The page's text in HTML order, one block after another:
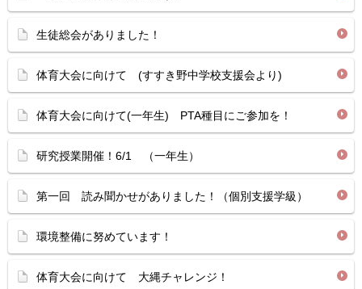
生徒総会がありました！
体育大会に向けて (すすき野中学校支援会より)
体育大会に向けて(一年生) PTA種目にご参加を！
研究授業開催！6/1 （一年生）
第一回 読み聞かせがありました！（個別支援学級）
環境整備に努めています！
体育大会に向けて 大縄チャレンジ！